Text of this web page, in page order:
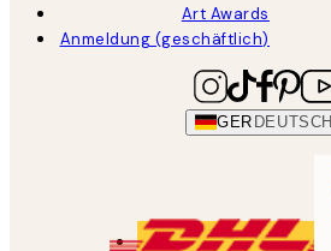
Art Awards
Anmeldung (geschäftlich)
GER DEUTSCH